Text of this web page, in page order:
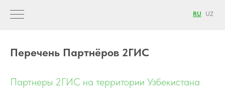
RU UZ
Перечень Партнёров 2ГИС
Партнеры 2ГИС на территории Узбекистана